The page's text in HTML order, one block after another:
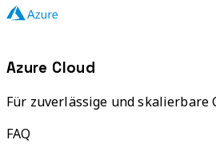
Azure Cloud
Für zuverlässige und
FAQ